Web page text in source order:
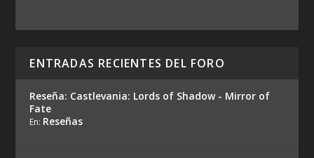
ENTRADAS RECIENTES DEL FORO
Reseña: Castlevania: Lords of Shadow - Mirror of
Fate
En: Reseñas